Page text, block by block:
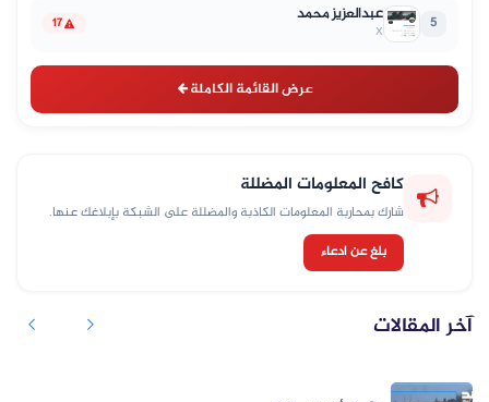
5 عبدالعزيز محمد
X
17
عرض القائمة الكاملة
كافح المعلومات المضللة
شارك بمحاربة المعلومات الكاذبة والمضللة على الشبكة بإبلاغك عنها.
بلغ عن ادعاء
آخر المقالات